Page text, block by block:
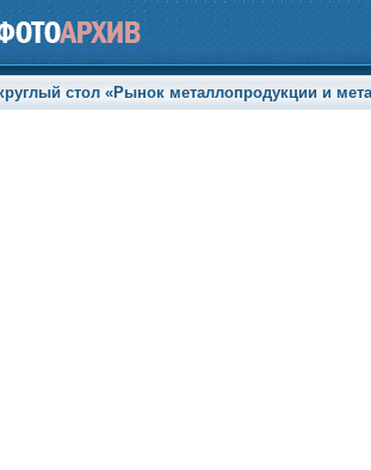
стол «Рынок металлопродукции и